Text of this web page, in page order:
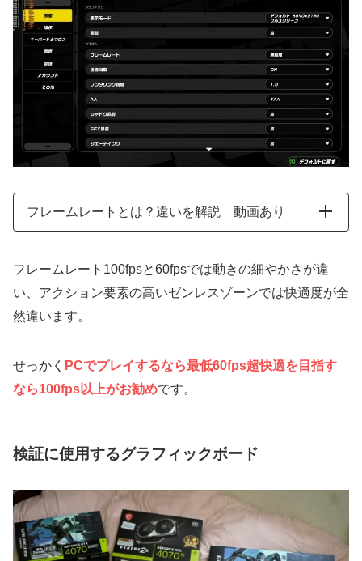
フレームレートとは？違いを解説 動画あり
フレームレート100fpsと60fpsでは動きの細やかさが違
い、アクション要素の高いゼンレスゾーンでは快適度が全
然違います。
せっかく PCでプレイするなら最低60fps超快適を目指す
なら100fps以上がお勧めです。
検証に使用するグラフィックボード